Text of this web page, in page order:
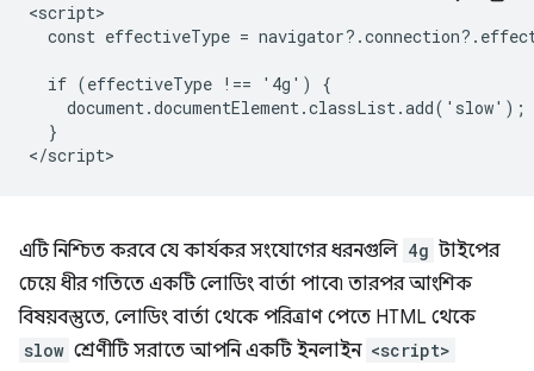
<script>
const effectiveType =
  if (effectiveType !== '4g') {
    document.documentElement.classList.add('slow');
  }
এটি নিশ্চিত করবে যে কার্যকর সংযোগের ধরনগুলি 4g টাইপের
চেয়ে ধীর গতিতে একটি লোডিং বার্তা পাবে৷ তারপর আংশিক
বিষয়বস্তুতে, লোডিং বার্তা থেকে পরিত্রাণ পেতে HTML থেকে
slow শ্রেণীটি সরাতে আপনি একটি ইনলাইন <script>